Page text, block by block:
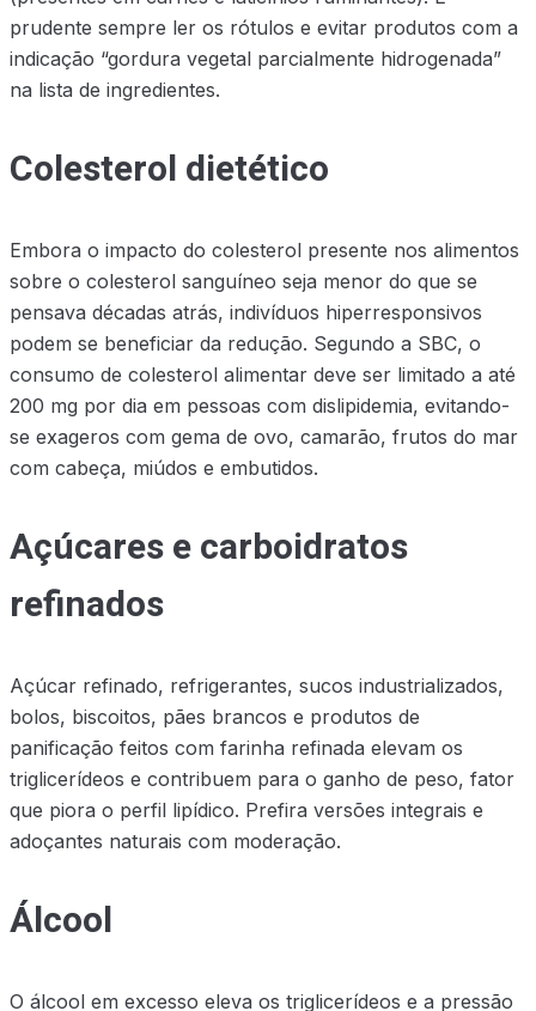
prudente sempre ler os rótulos e evitar produtos com a
indicação “gordura vegetal parcialmente hidrogenada”
na lista de ingredientes.
Colesterol dietético
Embora o impacto do colesterol presente nos alimentos
sobre o colesterol sanguíneo seja menor do que se
pensava décadas atrás, indivíduos hiperresponsivos
podem se beneficiar da redução. Segundo a SBC, o
consumo de colesterol alimentar deve ser limitado a até
200 mg por dia em pessoas com dislipidemia, evitando-
se exageros com gema de ovo, camarão, frutos do mar
com cabeça, miúdos e embutidos.
Açúcares e carboidratos
refinados
Açúcar refinado, refrigerantes, sucos industrializados,
bolos, biscoitos, pães brancos e produtos de
panificação feitos com farinha refinada elevam os
triglicerídeos e contribuem para o ganho de peso, fator
que piora o perfil lipídico. Prefira versões integrais e
adoçantes naturais com moderação.
Álcool
O álcool em excesso eleva os triglicerídeos e a pressão